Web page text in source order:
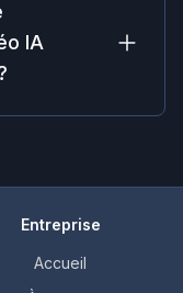
IA
Entreprise
Accueil